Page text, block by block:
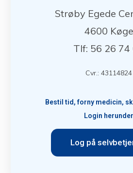
Strøby Egede
4600 Køge
Tlf: 56 26 74
Cvr.: 43114824
Bestil tid, forny medicin,
Login herunder
Log på